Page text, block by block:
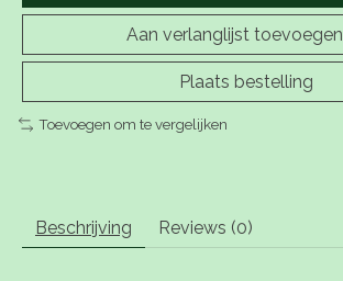
Aan verlanglijst toevoegen
Plaats bestelling
Toevoegen om te vergelijken
Beschrijving Reviews (0)